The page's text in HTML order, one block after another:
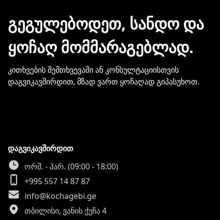
მონაცემების და სხვა პირადი
ინფორმაციის გაზიარება.
ᲒᲔᲒᲣᲚᲔᲑᲝᲓᲔᲗ, ᲡᲐᲜᲓᲝ ᲓᲐ
ᲧᲝᲩᲐᲦ ᲛᲝᲛᲛᲐᲠᲐᲒᲔᲑᲚᲐᲓ.
კითხვების შემთხვევაში ან კონსულტაციისთვის
დაგვიკავშირდით, მზად ვართ ყოჩაღად გიპასუხოთ.
დაგვიკავშირდით
ორშ. - პარ. (09:00 - 18:00)
+995 557 14 87 87
info@kochagebi.ge
თბილისი, ვანის ქუჩა 4